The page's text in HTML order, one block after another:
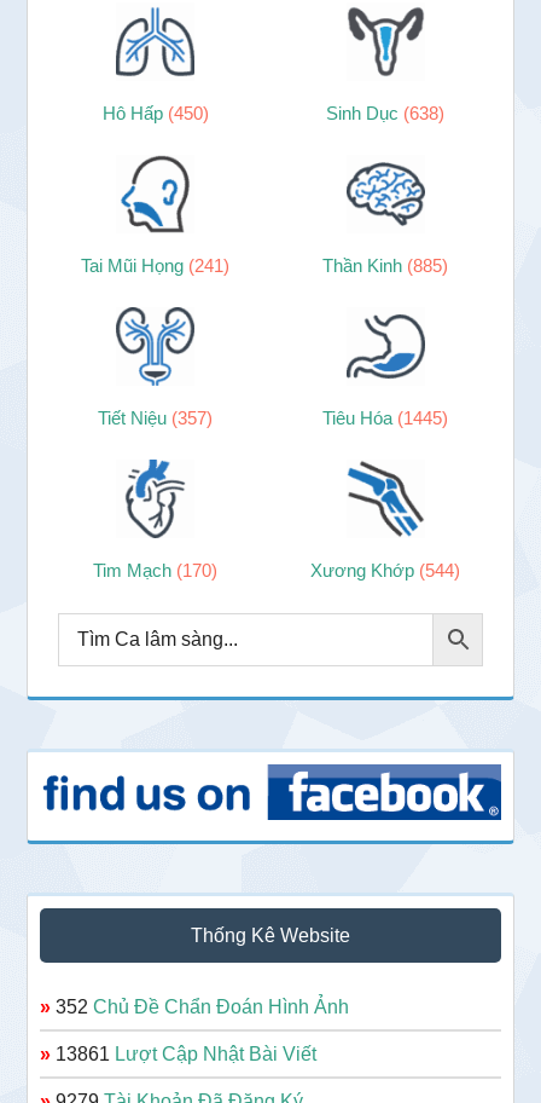
Hô Hấp (450) Sinh Dục (638)
Tai Mũi Họng (241) Thần Kinh (885)
Tiết Niệu (357) Tiêu Hóa (1445)
Tim Mạch (170) Xương Khớp (544)
Thống Kê Website
» 352Chủ Đề Chẩn Đoán Hình Ảnh
» 13861 Lượt Cập Nhật Bài Viết